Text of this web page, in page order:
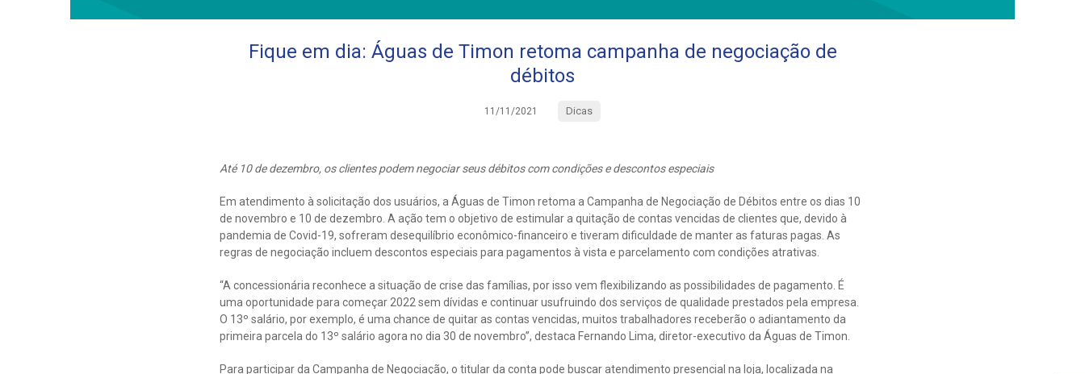
Fique em dia: Águas de Timon retoma campanha de negociação de
débitos
11/11/2021 Dicas
Até 10 de dezembro, os clientes podem negociar seus débitos com condições e descontos especiais
Em atendimento à solicitação dos usuários, a Águas de Timon retoma a Campanha de Negociação de Débitos entre os dias 10
de novembro e 10 de dezembro. A ação tem o objetivo de estimular a quitação de contas vencidas de clientes que, devido à
pandemia de Covid-19, sofreram desequilíbrio econômico-financeiro e tiveram dificuldade de manter as faturas pagas. As
regras de negociação incluem descontos especiais para pagamentos à vista e parcelamento com condições atrativas.
“A concessionária reconhece a situação de crise das famílias, por isso vem flexibilizando as possibilidades de pagamento. É
uma oportunidade para começar 2022 sem dívidas e continuar usufruindo dos serviços de qualidade prestados pela empresa.
O 13º salário, por exemplo, é uma chance de quitar as contas vencidas, muitos trabalhadores receberão o adiantamento da
primeira parcela do 13º salário agora no dia 30 de novembro”, destaca Fernando Lima, diretor-executivo da Águas de Timon.
Para participar da Campanha de Negociação, o titular da conta pode buscar atendimento presencial na loja, localizada na